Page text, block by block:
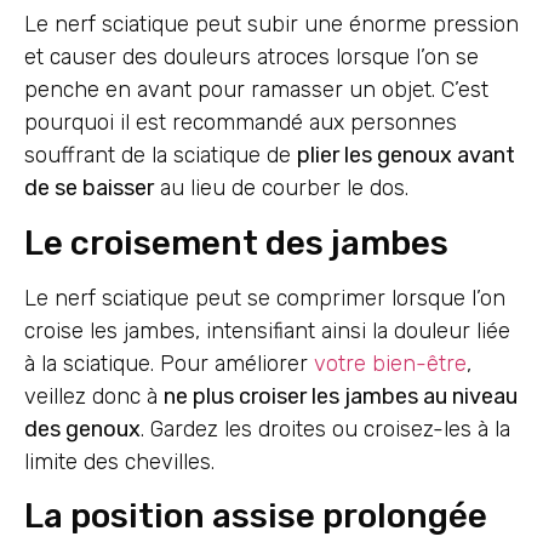
Le nerf sciatique peut subir une énorme pression
et causer des douleurs atroces lorsque l’on se
penche en avant pour ramasser un objet. C’est
pourquoi il est recommandé aux personnes
souffrant de la sciatique de plier les genoux avant
de se baisserau lieu de courber le dos.
Le croisement des jambes
Le nerf sciatique peut se comprimer lorsque l’on
croise les jambes, intensifiant ainsi la douleur liée
à la sciatique. Pour améliorer votre bien-être,
veillez donc à ne plus croiser les jambes au niveau
des genoux. Gardez les droites ou croisez-les à la
limite des chevilles.
La position assise prolongée